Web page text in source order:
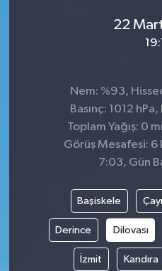
22
Nem: %93,
Basınç: 1012
Toplam Yağış: 0
Görüş Mesafesi: 6
7:03, Gün
Başiskele
Derince Dilovası
İzmit Kandıra